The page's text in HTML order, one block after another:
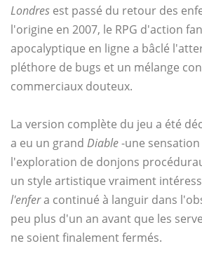
Londres est passé du retour des
l'origine en 2007, le RPG d'action
apocalyptique en ligne a bâclé
pléthore de bugs et un mélange
commerciaux douteux.
La version complète du jeu a été
a eu un grand Diable-une sensation
l'exploration de donjons
un style artistique vraiment
l'enfera continué à languir dans
peu plus d'un an avant que les
ne soient finalement fermés.